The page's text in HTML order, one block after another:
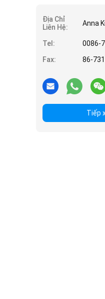
Địa Chỉ
Liên Hệ:
Anna
Tel:
0086-
Fax:
86-
Tiếp